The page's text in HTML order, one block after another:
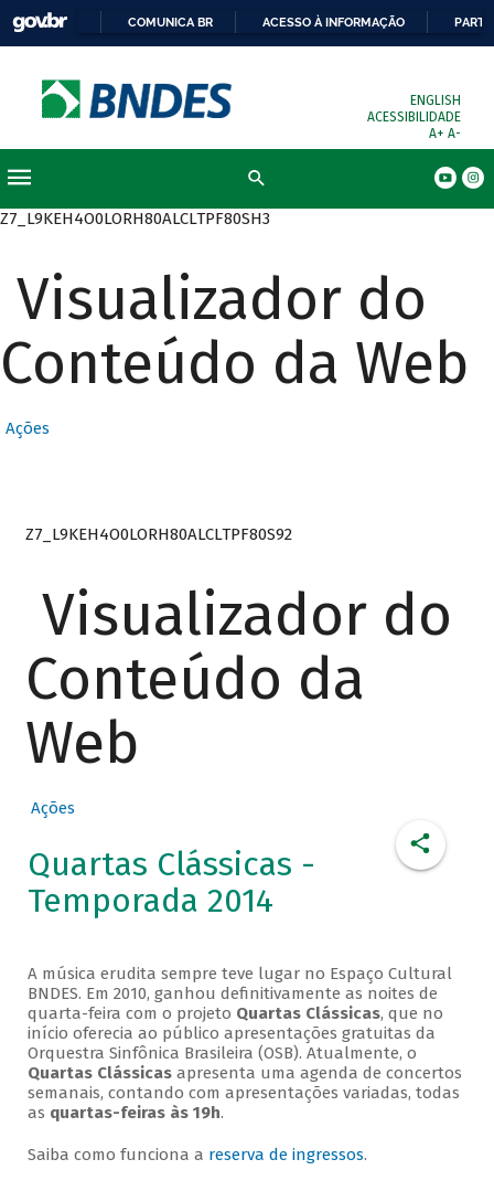
COMUNICA BR ACESSO À INFORMAÇÃO
ENGLISH
ACESSIBILIDADE
A+ A-
Z7_L9KEH4O0LORH80ALCLTPF80SH3
Visualizador do
Conteúdo da Web
Ações
Z7_L9KEH4O0LORH80ALCLTPF80S92
Visualizador do
Conteúdo da
Web
Ações
Quartas Clássicas -
Temporada 2014
A música erudita sempre teve lugar no Espaço Cultural
BNDES. Em 2010, ganhou definitivamente as noites de
quarta-feira com o projeto Quartas Clássicas, que no
início oferecia ao público apresentações gratuitas da
Orquestra Sinfônica Brasileira (OSB). Atualmente, o
Quartas Clássicasapresenta uma agenda de concertos
semanais, contando com apresentações variadas, todas
as quartas-feiras às 19h.
Saiba como funciona a reserva de ingressos.